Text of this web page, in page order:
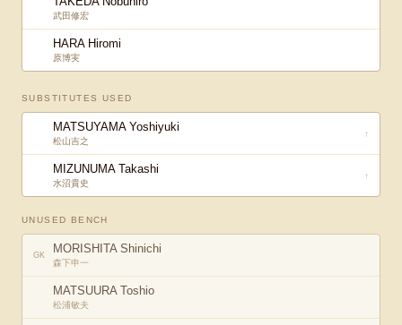
武田修宏
HARA Hiromi
原博実
SUBSTITUTES USED
MATSUYAMA Yoshiyuki
松山吉之
↑
MIZUNUMA Takashi
水沼貴史
↑
UNUSED BENCH
GK MORISHITA Shinichi
森下申一
MATSUURA Toshio
松浦敏夫